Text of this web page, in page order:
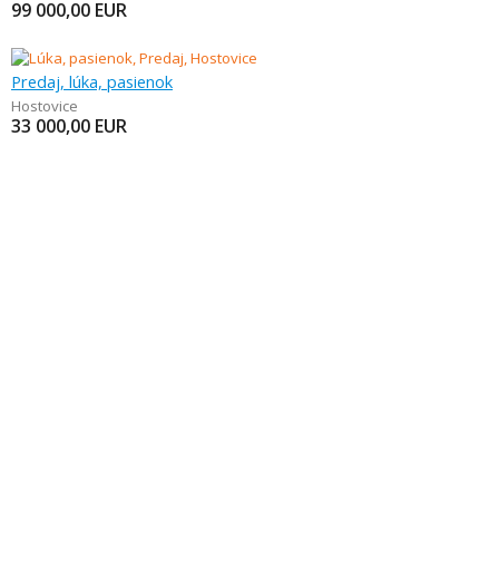
99 000,00 EUR
Predaj, lúka, pasienok
Hostovice
33 000,00 EUR